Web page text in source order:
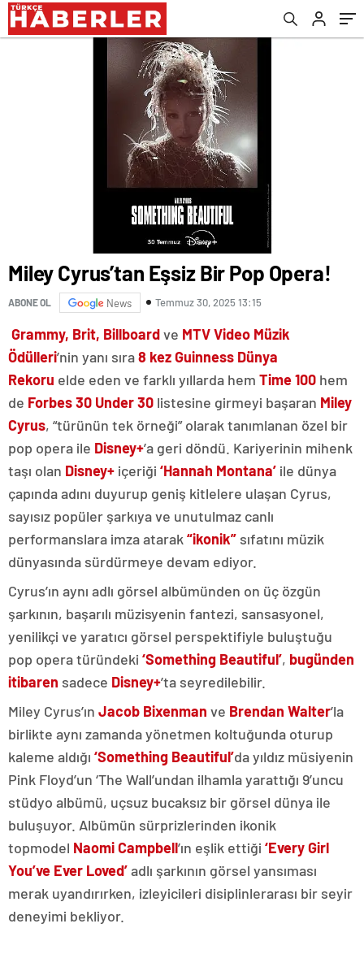
Miley Cyrus’tan Eşsiz Bir Pop Opera!
ABONE OL News Temmuz 30, 2025 13:15
Grammy, Brit, Billboardve MTV Video Müzik
Ödülleri’nin yanı sıra8 kez Guinness Dünya
Rekoru elde eden ve farklı yıllarda hem Time 100 hem
de Forbes 30 Under 30 listesine girmeyi başaran Miley
Cyrus, “türünün tek örneği” olarak tanımlanan özel bir
pop opera ile Disney+’a geri döndü. Kariyerinin mihenk
taşı olan Disney+ içeriği ‘Hannah Montana’ ile dünya
çapında adını duyurup geniş kitlelere ulaşan Cyrus,
sayısız popüler şarkıya ve unutulmaz canlı
performanslara imza atarak “ikonik” sıfatını müzik
dünyasında sürdürmeye devam ediyor.
Cyrus’ın aynı adlı görsel albümünden on üç özgün
şarkının, başarılı müzisyenin fantezi, sansasyonel,
yenilikçi ve yaratıcı görsel perspektifiyle buluştuğu
pop opera türündeki ‘Something Beautiful’, bugünden
itibaren sadece Disney+’ta seyredilebilir.
Miley Cyrus’ın Jacob Bixenman ve Brendan Walter’la
birlikte aynı zamanda yönetmen koltuğunda oturup
kaleme aldığı ‘Something Beautiful’da yıldız müsiyenin
Pink Floyd’un ‘The Wall’undan ilhamla yarattığı 9’uncu
stüdyo albümü, uçsuz bucaksız bir görsel dünya ile
buluşuyor. Albümün sürprizlerinden ikonik
topmodel Naomi Campbell’ın eşlik ettiği ‘Every Girl
You’ve Ever Loved’adlı şarkının görsel yansıması
merak uyandırırken, izleyicileri disiplinlerarası bir seyir
deneyimi bekliyor.